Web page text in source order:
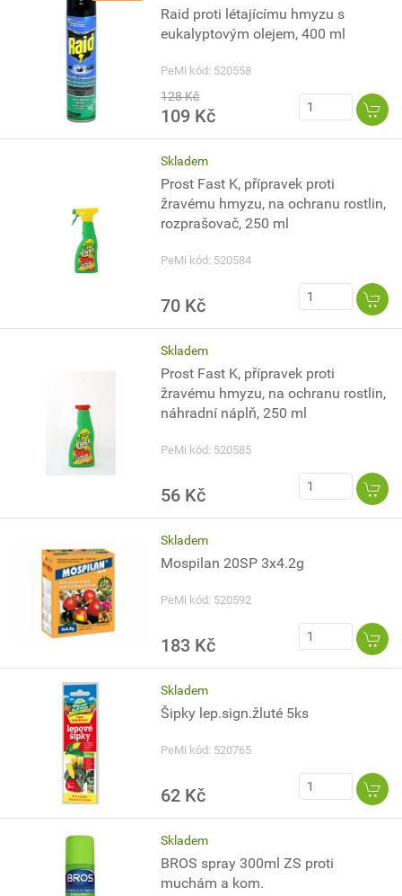
Raid proti létajícímu hmyzu s
eukalyptovým olejem, 400 ml
PeMi kód: 520558
128 Kč
109 Kč
Skladem
Prost Fast K, přípravek proti
žravému hmyzu, na ochranu rostlin,
rozprašovač, 250 ml
PeMi kód: 520584
70 Kč
Skladem
Prost Fast K, přípravek proti
žravému hmyzu, na ochranu rostlin,
náhradní náplň, 250 ml
PeMi kód: 520585
56 Kč
Skladem
Mospilan 20SP 3x4.2g
PeMi kód: 520592
183 Kč
Skladem
Šipky lep.sign.žluté 5ks
PeMi kód: 520765
62 Kč
Skladem
BROS spray 300ml ZS proti
muchám a kom.